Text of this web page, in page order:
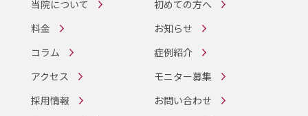
当院について
初めての方へ
料金
お知らせ
コラム
症例紹介
アクセス
モニター募集
採用情報
お問い合わせ